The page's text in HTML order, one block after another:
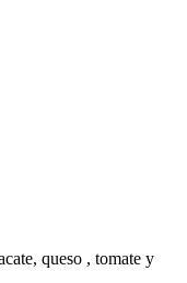
queso , tomate y